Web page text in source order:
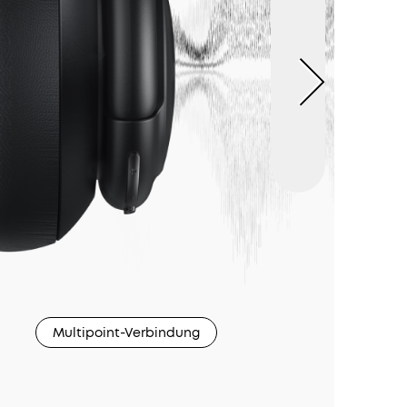
Gratis
Multipoint-Verbindung